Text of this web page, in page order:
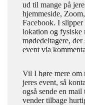
ud til mange på
hjemmeside,
Facebook. I
lokation og fysiske
mødedeltagere,
event via
Vil I høre mere om
jeres event, så
også sende en mail
vender tilbage